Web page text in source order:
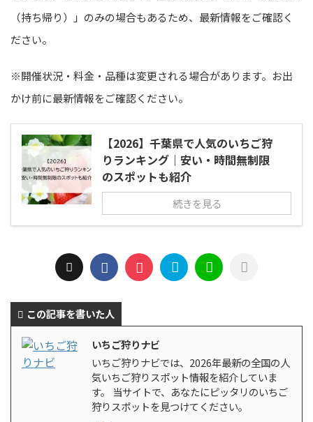
（持ち帰り）」のみの場合もあるため、最新情報をご確認く
ださい。
※開催状況・料金・品種は変更される場合があります。お出
かけ前に最新情報をご確認ください。
【2026】千葉県で人気のいちご狩
りランキング｜安い・時間無制限
のスポットも紹介
続きを見る
この記事を書いた人
いちご狩りナビ
いちご狩りナビでは、2026年最新の全国の人
気いちご狩りスポット情報を紹介していま
す。 当サイトで、あなたにピッタリのいちご
狩りスポットを見つけてください。